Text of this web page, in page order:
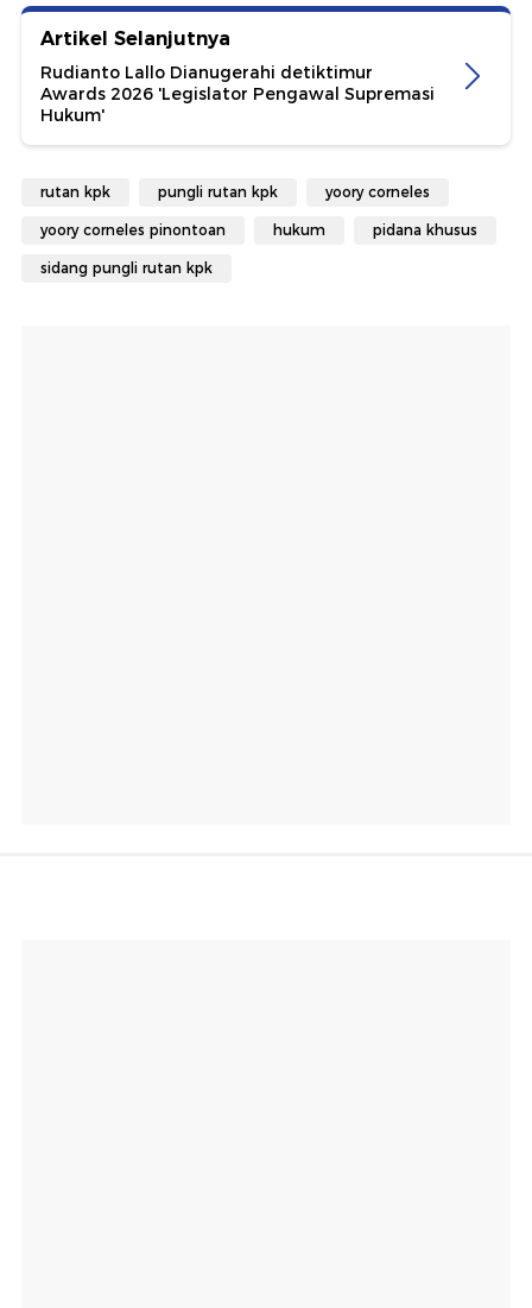
Artikel Selanjutnya
Rudianto Lallo Dianugerahi detiktimur
Awards 2026 'Legislator Pengawal Supremasi
Hukum'
rutan kpk pungli rutan kpk yoory corneles
yoory corneles pinontoan hukum pidana khusus
sidang pungli rutan kpk